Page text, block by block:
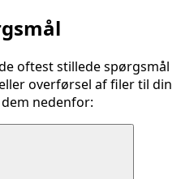
oftest stillede spørgsmål
overførsel af filer til din
nedenfor: